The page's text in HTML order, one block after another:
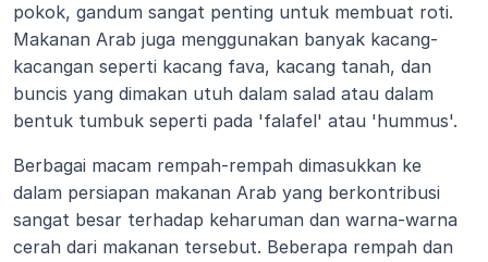
pokok, gandum sangat penting untuk membuat roti.
Makanan Arab juga menggunakan banyak kacang-
kacangan seperti kacang fava, kacang tanah, dan
buncis yang dimakan utuh dalam salad atau dalam
bentuk tumbuk seperti pada 'falafel' atau 'hummus'.
Berbagai macam rempah-rempah dimasukkan ke
dalam persiapan makanan Arab yang berkontribusi
sangat besar terhadap keharuman dan warna-warna
cerah dari makanan tersebut. Beberapa rempah dan